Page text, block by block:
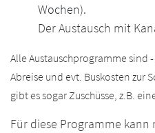
Wochen).
Der Austausch mit
Alle Austauschprogramme sind
Abreise und evt. Buskosten zur
gibt es sogar Zuschüsse, z.B.
Für diese Programme